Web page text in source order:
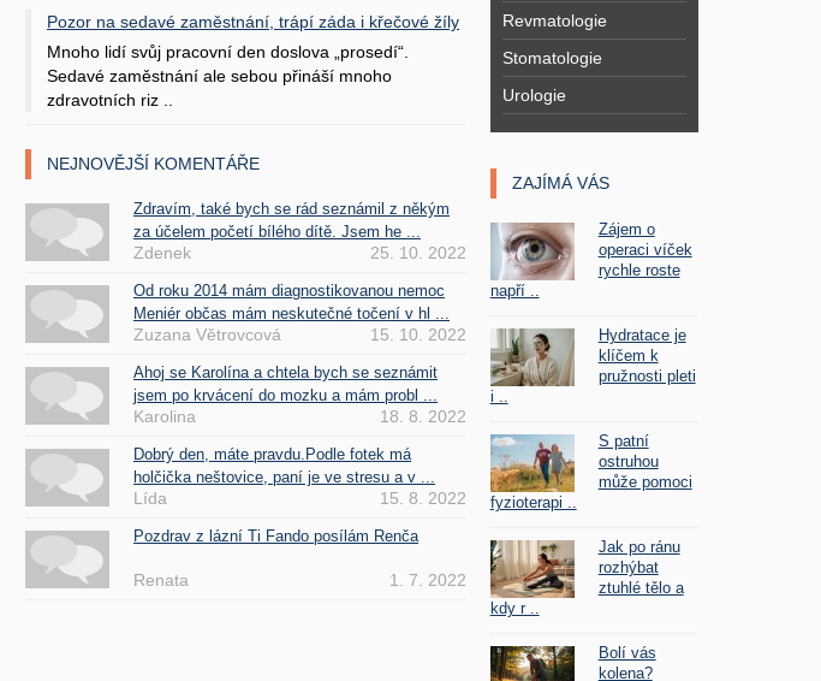
Pozor na sedavé zaměstnání, trápí záda i křečové žíly
Mnoho lidí svůj pracovní den doslova „prosedí“.
Sedavé zaměstnání ale sebou přináší mnoho
zdravotních riz ..
NEJNOVĚJŠÍ KOMENTÁŘE
Zdravím, také bych se rád seznámil z někým
za účelem početí bílého dítě. Jsem he ...
Zdenek 25. 10. 2022
Od roku 2014 mám diagnostikovanou nemoc
Meniér občas mám neskutečné točení v hl ...
Zuzana Větrovcová 15. 10. 2022
Ahoj se Karolína a chtela bych se seznámit
jsem po krvácení do mozku a mám probl ...
Karolina 18. 8. 2022
Dobrý den, máte pravdu.Podle fotek má
holčička neštovice, paní je ve stresu a v ...
Lída 15. 8. 2022
Pozdrav z lázní Ti Fando posílám Renča
Renata 1. 7. 2022
Revmatologie
Stomatologie
Urologie
ZAJÍMÁ VÁS
Zájem o
operaci víček
rychle roste
napří ..
Hydratace je
klíčem k
pružnosti pleti
i ..
S patní
ostruhou
může pomoci
fyzioterapi ..
Jak po ránu
rozhýbat
ztuhlé tělo a
kdy r ..
Bolí vás
kolena?